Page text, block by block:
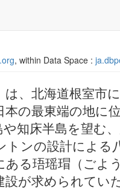
, within Data Space :
、北海道根室市
の最東端の地に
知床半島を望む
ンの設計による
る珸瑶瑁（ごよ
が求められていた